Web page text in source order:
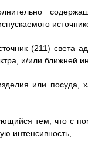
(211) света
и/или ближней
или посуда,
тем, что с
интенсивность,